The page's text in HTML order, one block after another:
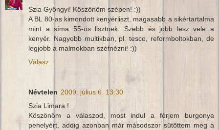
Szia Gyöngyi! Köszönöm szépen! :))
A BL 80-as kimondott kenyérliszt, magasabb a sikértartalma
mint a síma 55-ös lisztnek. Szebb és jobb lesz vele a
kenyér. Nagyobb multikban, pl. tesco, reformboltokban, de
legjobb a malmokban szétnézni! :))
Válasz
Névtelen 2009. július 6. 13:30
Szia Limara !
Köszönöm a válaszod, most indul a férjem burgonya
pehelyért, addig azonban már másodszor sütöttem meg a